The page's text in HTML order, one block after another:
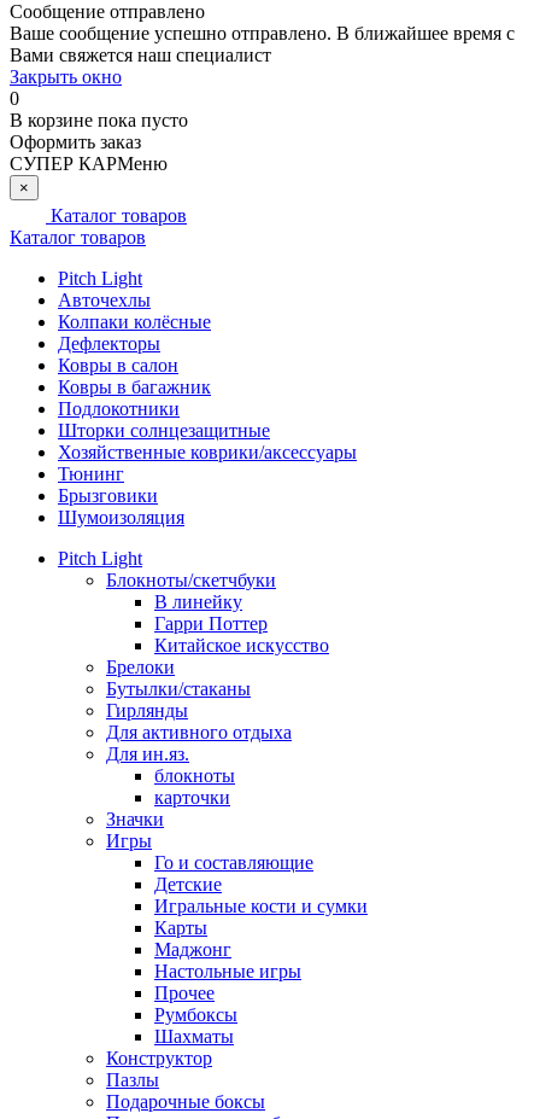
Сообщение отправлено
Ваше сообщение успешно отправлено. В ближайшее время с
Вами свяжется наш специалист
Закрыть окно
0
В корзине пока пусто
Оформить заказ
СУПЕР КАРМеню
×
Каталог товаров
Каталог товаров
Pitch Light
Авточехлы
Колпаки колёсные
Дефлекторы
Ковры в салон
Ковры в багажник
Подлокотники
Шторки солнцезащитные
Хозяйственные коврики/аксессуары
Тюнинг
Брызговики
Шумоизоляция
Pitch Light
Блокноты/скетчбуки
В линейку
Гарри Поттер
Китайское искусство
Брелоки
Бутылки/стаканы
Гирлянды
Для активного отдыха
Для ин.яз.
блокноты
карточки
Значки
Игры
Го и составляющие
Детские
Игральные кости и сумки
Карты
Маджонг
Настольные игры
Прочее
Румбоксы
Шахматы
Конструктор
Пазлы
Подарочные боксы